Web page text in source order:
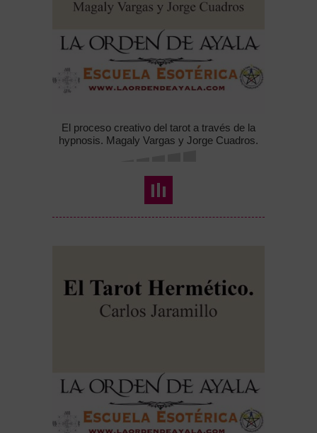
El proceso creativo del tarot a través de la
hypnosis. Magaly Vargas y Jorge Cuadros.